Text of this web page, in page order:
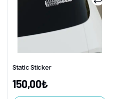
Static Sticker
150,00₺